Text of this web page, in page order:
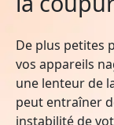
De plus petites
vos appareils
une lenteur de
peut entraîner
instabilité de